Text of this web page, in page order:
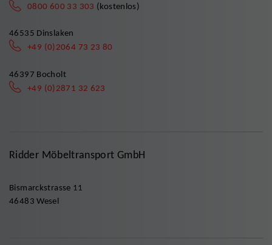
0800 600 33 303 (kostenlos)
46535 Dinslaken
+49 (0)2064 73 23 80
46397 Bocholt
+49 (0)2871 32 623
Ridder Möbeltransport GmbH
Bismarckstrasse 11
46483 Wesel